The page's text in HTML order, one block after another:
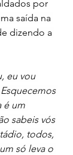
por
saída na
dizendo a
eu vou
é um
sabeis vós
todos,
só leva o